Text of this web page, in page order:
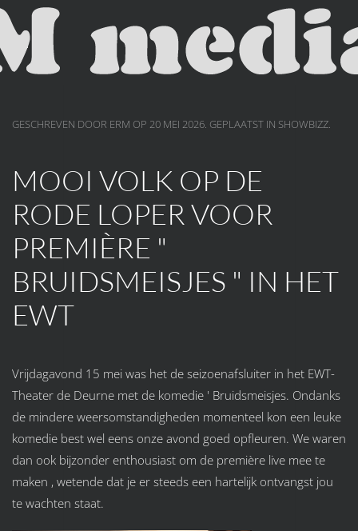
Skip to main content
GESCHREVEN DOOR ERM OP 20 MEI 2026. GEPLAATST IN SHOWBIZZ.
MOOI VOLK OP DE
RODE LOPER VOOR
PREMIÈRE "
BRUIDSMEISJES " IN HET
EWT
Vrijdagavond 15 mei was het de seizoenafsluiter in het EWT-
Theater de Deurne met de komedie ' Bruidsmeisjes. Ondanks
de mindere weersomstandigheden momenteel kon een leuke
komedie best wel eens onze avond goed opfleuren. We waren
dan ook bijzonder enthousiast om de première live mee te
maken , wetende dat je er steeds een hartelijk ontvangst jou
te wachten staat.